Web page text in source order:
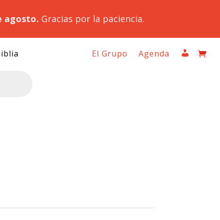
agosto. Gracias por la paciencia.
El Grupo Agenda